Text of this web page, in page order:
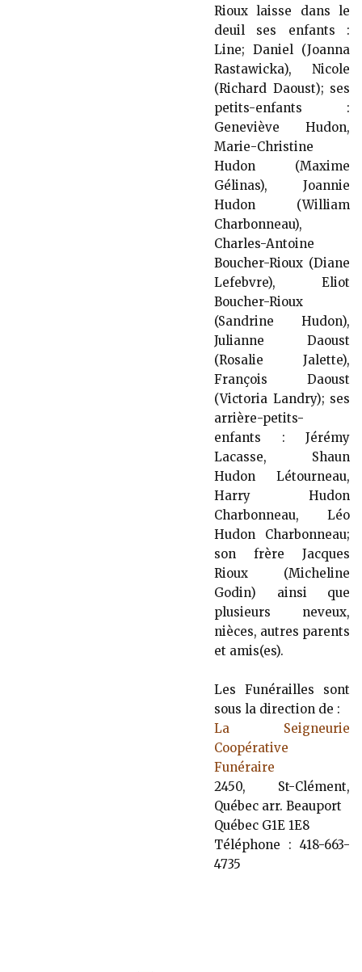
Rioux laisse dans le
deuil ses enfants :
Line; Daniel (Joanna
Rastawicka), Nicole
(Richard Daoust); ses
petits-enfants :
Geneviève Hudon,
Marie-Christine
Hudon (Maxime
Gélinas), Joannie
Hudon (William
Charbonneau),
Charles-Antoine
Boucher-Rioux (Diane
Lefebvre), Eliot
Boucher-Rioux
(Sandrine Hudon),
Julianne Daoust
(Rosalie Jalette),
François Daoust
(Victoria Landry); ses
arrière-petits-
enfants : Jérémy
Lacasse, Shaun
Hudon Létourneau,
Harry Hudon
Charbonneau, Léo
Hudon Charbonneau;
son frère Jacques
Rioux (Micheline
Godin) ainsi que
plusieurs neveux,
nièces, autres parents
et amis(es).
Les Funérailles sont
sous la direction de :
La Seigneurie
Coopérative
Funéraire
2450, St-Clément,
Québec arr. Beauport
Québec G1E 1E8
Téléphone : 418-663-
4735